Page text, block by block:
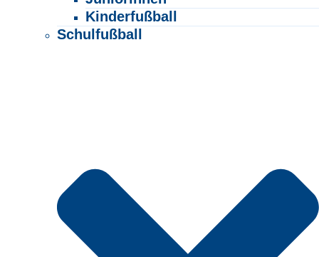
Kinderfußball
Schulfußball